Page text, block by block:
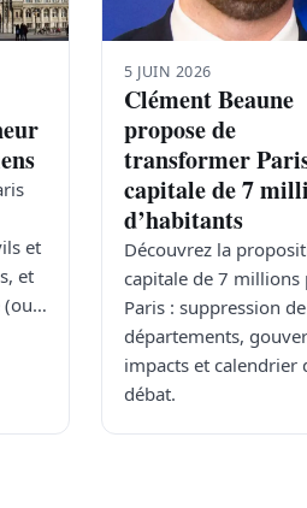
et
et
(ou…
5 JUIN 2026
Clément Beaune
propose de
transformer
capitale de 7
d’habitants
Découvrez la
capitale de 7 millions
Paris : suppression de
départements,
impacts et calendrier
débat.